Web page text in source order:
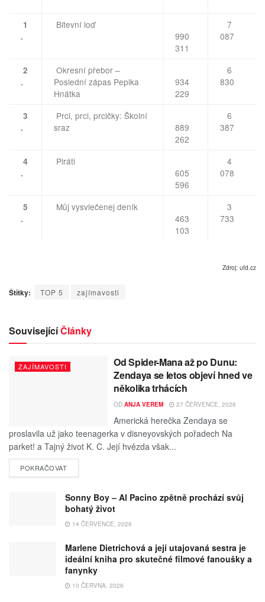
1
.
Bitevní loď
990
311
7
087
2
.
Okresní přebor –
Poslední zápas Pepika
Hnátka
934
229
6
830
3
.
Prci, prci, prcičky: Školní
sraz
889
262
6
387
4
.
Piráti
605
596
4
078
5
.
Můj vysvlečenej deník
463
103
3
733
Zdroj: ufd.cz
Štítky: TOP 5 zajímavosti
SouvisejícíČlánky
ZAJÍMAVOSTI
Od Spider-Mana až po Dunu:
Zendaya se letos objeví hned ve
několika trhácích
OD ANJA VEREM 27 ČERVENCE, 2026
Americká herečka Zendaya se
proslavila už jako teenagerka v disneyovských pořadech Na
parket! a Tajný život K. C. Její hvězda však...
POKRAČOVAT
Sonny Boy – Al Pacino zpětně prochází svůj
bohatý život
14 ČERVENCE, 2026
Marlene Dietrichová a její utajovaná sestra je
ideální kniha pro skutečné filmové fanoušky a
fanynky
10 ČERVNA, 2026